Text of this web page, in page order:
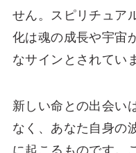
せん。スピリチュア
化は魂の成長や宇宙
なサインとされてい
新しい命との出会い
なく、あなた自身の